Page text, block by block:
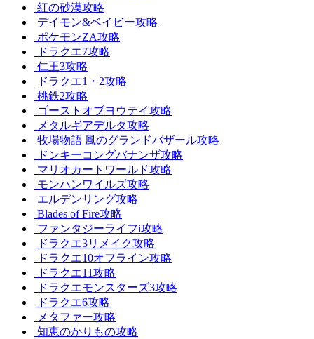
紅の砂漠攻略
デイモン&ベイビー攻略
ポケモンZA攻略
ドラクエ7攻略
仁王3攻略
ドラクエ1・2攻略
桃鉄2攻略
ゴーストオブヨウテイ攻略
メタルギアデルタ攻略
牧場物語 風のグランドバザール攻略
ドンキーコングバナンザ攻略
マリオカートワールド攻略
モンハンワイルズ攻略
エルデンリング攻略
Blades of Fire攻略
ファンタジーライフi攻略
ドラクエ3リメイク攻略
ドラクエ10オフライン攻略
ドラクエ11攻略
ドラクエモンスターズ3攻略
ドラクエ6攻略
メタファー攻略
知恵のかりもの攻略